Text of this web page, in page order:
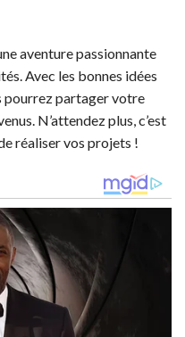
aventure passionnante
Avec les bonnes idées
pourrez partager votre
N’attendez plus, c’est
réaliser vos projets !